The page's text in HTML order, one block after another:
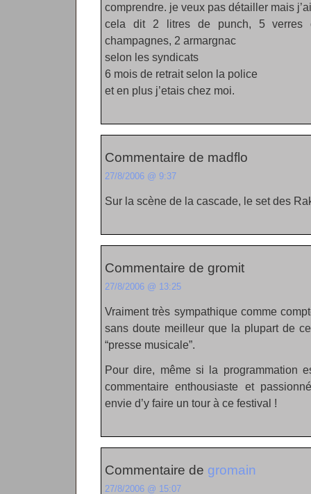
comprendre. je veux pas détailler mais
cela dit 2 litres de punch, 5 verres
champagnes, 2 armargnac
selon les syndicats
6 mois de retrait selon la police
et en plus j’etais chez moi.
Commentaire de madflo
27/8/2006 @ 9:37
Sur la scène de la cascade, le set des
Commentaire de gromit
27/8/2006 @ 13:25
Vraiment très sympathique comme
sans doute meilleur que la plupart de
“presse musicale”.
Pour dire, même si la programmation
commentaire enthousiaste et
envie d’y faire un tour à ce festival !
Commentaire de gromain
27/8/2006 @ 15:07